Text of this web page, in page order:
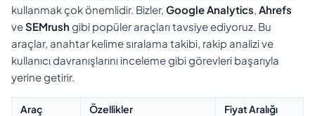
kullanmak çok önemlidir. Bizler, Google Analytics, Ahrefs
veSEMrush gibi popüler araçları tavsiye ediyoruz. Bu
araçlar, anahtar kelime sıralama takibi, rakip analizi ve
kullanıcı davranışlarını inceleme gibi görevleri başarıyla
yerine getirir.
Araç Özellikler
Fiyat Aralığı